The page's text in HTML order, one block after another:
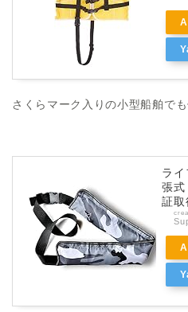
さくらマーク入りの小型船舶で
ラ
張
証取